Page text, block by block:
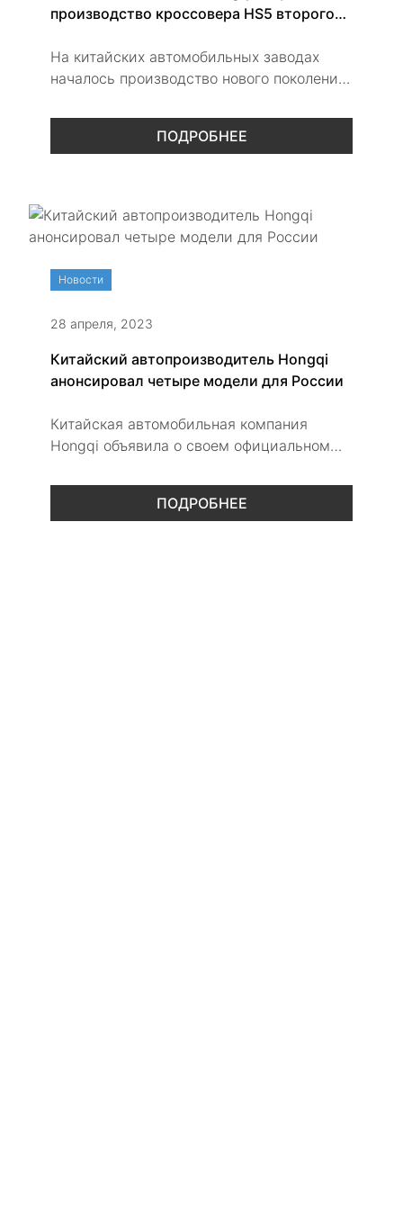
производство кроссовера HS5 второго
На китайских автомобильных заводах
началось производство нового поколения
ПОДРОБНЕЕ
Новости
28 апреля, 2023
Китайский автопроизводитель Hongqi
анонсировал четыре модели для России
Китайская автомобильная компания
Hongqi объявила о своем официальном
ПОДРОБНЕЕ